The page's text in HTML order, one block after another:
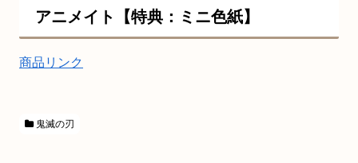
アニメイト【特典：ミニ色紙】
商品リンク
鬼滅の刃